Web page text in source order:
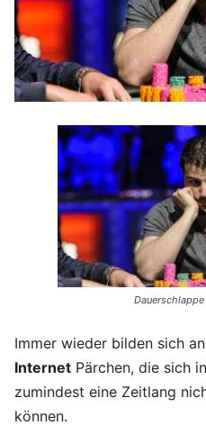
Immer wieder bilden sich
Internet Pärchen, die sich
zumindest eine Zeitlang
können.